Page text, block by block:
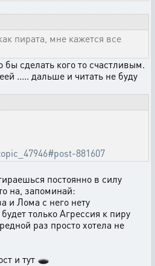
пирата, мне кажется все
бы сделать кого то счастливым.
..... дальше и читать не буду
881607
постоянно в силу
на, запоминай:
и Лома с него нету
только Агрессия к пиру
раз просто хотела не
и тут 🕳️